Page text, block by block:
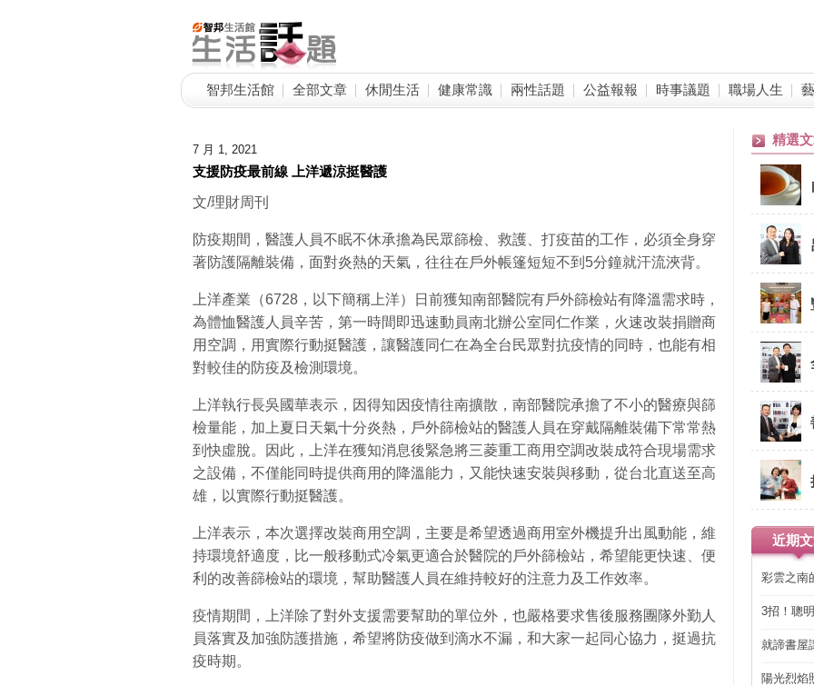
智邦生活館 全部文章 休閒生活 健康常識 兩性話題 公益報報 時事議題 職場人生
7 月 1, 2021
支援防疫最前線 上洋遞涼挺醫護
文/理財周刊
防疫期間，醫護人員不眠不休承擔為民眾篩檢、救護、打疫苗的工作，必須全身穿
著防護隔離裝備，面對炎熱的天氣，往往在戶外帳篷短短不到5分鐘就汗流浹背。
上洋產業（6728，以下簡稱上洋）日前獲知南部醫院有戶外篩檢站有降溫需求時，
為體恤醫護人員辛苦，第一時間即迅速動員南北辦公室同仁作業，火速改裝捐贈商
用空調，用實際行動挺醫護，讓醫護同仁在為全台民眾對抗疫情的同時，也能有相
對較佳的防疫及檢測環境。
上洋執行長吳國華表示，因得知因疫情往南擴散，南部醫院承擔了不小的醫療與篩
檢量能，加上夏日天氣十分炎熱，戶外篩檢站的醫護人員在穿戴隔離裝備下常常熱
到快虛脫。因此，上洋在獲知消息後緊急將三菱重工商用空調改裝成符合現場需求
之設備，不僅能同時提供商用的降溫能力，又能快速安裝與移動，從台北直送至高
雄，以實際行動挺醫護。
上洋表示，本次選擇改裝商用空調，主要是希望透過商用室外機提升出風動能，維
持環境舒適度，比一般移動式冷氣更適合於醫院的戶外篩檢站，希望能更快速、便
利的改善篩檢站的環境，幫助醫護人員在維持較好的注意力及工作效率。
疫情期間，上洋除了對外支援需要幫助的單位外，也嚴格要求售後服務團隊外勤人
員落實及加強防護措施，希望將防疫做到滴水不漏，和大家一起同心協力，挺過抗
疫時期。
精選
近期
彩雲之南
3招！聰
就諦書屋
陽光烈焰